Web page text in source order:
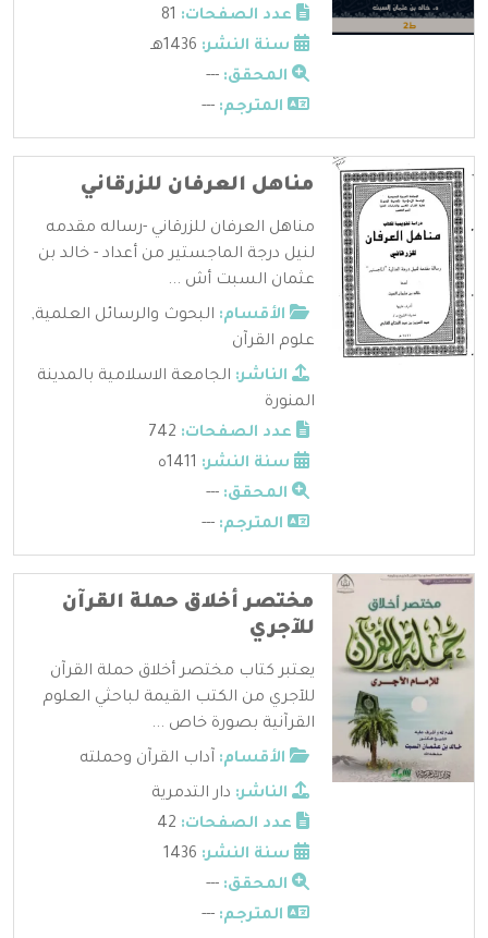
عدد الصفحات:
سنة النشر:
المحقق: ---
المترجم: ---
مناهل العرفان للزرقاني
مناهل العرفان للزرقاني -رساله مقدمه
لنيل درجة الماجستير من أعداد - خالد بن
عثمان السبت أش ...
الأقسام: البحوث والرسائل العلمية,
علوم القرآن
الناشر: الجامعة الاسلامية بالمدينة
المنورة
عدد الصفحات:
سنة النشر:
المحقق: ---
المترجم: ---
مختصر أخلاق حملة القرآن
للآجري
يعتبر كتاب مختصر أخلاق حملة القرآن
للآجري من الكتب القيمة لباحثي العلوم
القرآنية بصورة خاص ...
الأقسام: آداب القرآن وحملته
الناشر: دار التدمرية
عدد الصفحات:
سنة النشر:
المحقق: ---
المترجم: ---